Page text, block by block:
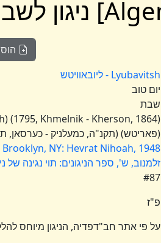
Lyubavitsh - ליובאוויטש
יום טוב
שבת
(פאריטש) (תקנ"ה, כמעלניק - כערסאן,
NY: Hevrat Nihoah, 1948
זלמנוב, ש', ספר הניגונים: תוי נגינה
#87
פ"ז
על פי אתר חב"דפדיה, הניגון מיוחס